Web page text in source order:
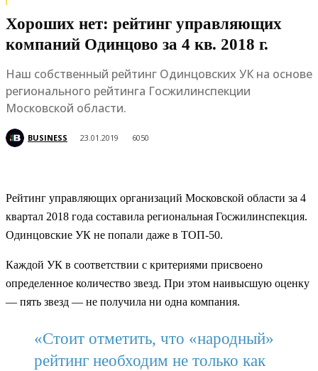
Хороших нет: рейтинг управляющих
компаний Одинцово за 4 кв. 2018 г.
Наш собственный рейтинг Одинцовских УК на основе
регионального рейтинга Госжилинспекции
Московской области.
BUSINESS 23.01.2019 6050
Рейтинг управляющих организаций Московской области за 4
квартал 2018 года составила региональная Госжилинспекция.
Одинцовские УК не попали даже в ТОП-50.
Каждой УК в соответствии с критериями присвоено
определенное количество звезд. При этом наивысшую оценку
— пять звезд — не получила ни одна компания.
«Стоит отметить, что «народный»
рейтинг необходим не только как